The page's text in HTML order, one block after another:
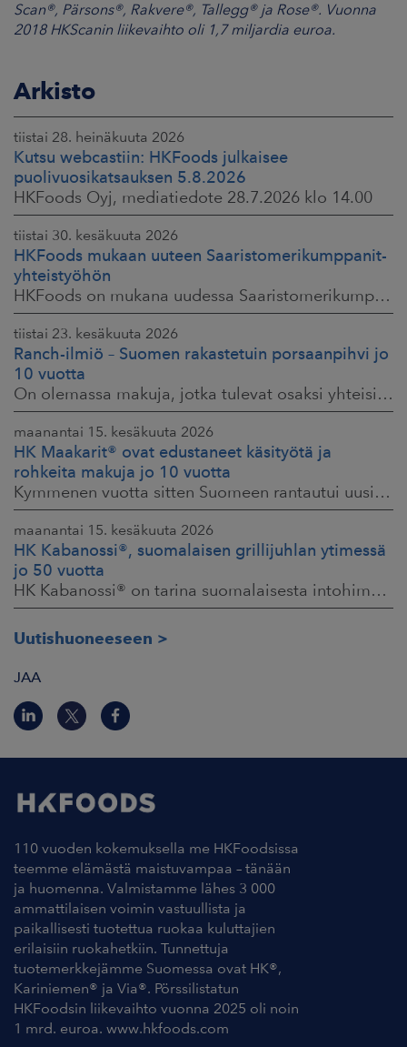
Scan®, Pärsons®, Rakvere®, Tallegg® ja Rose®. Vuonna
2018 HKScanin liikevaihto oli 1,7 miljardia euroa.
Arkisto
tiistai 28. heinäkuuta 2026
Kutsu webcastiin: HKFoods julkaisee
puolivuosikatsauksen 5.8.2026
HKFoods Oyj, mediatiedote 28.7.2026 klo 14.00
tiistai 30. kesäkuuta 2026
HKFoods mukaan uuteen Saaristomerikumppanit-
yhteistyöhön
HKFoods on mukana uudessa Saaristomerikumppanit-hankkeessa, joka kokoaa yhteen elintarviketeollisuuden, kaupan, maataloustuottajat ja asiantuntijat. Tavoitteena
tiistai 23. kesäkuuta 2026
Ranch-ilmiö – Suomen rakastetuin porsaanpihvi jo
10 vuotta
On olemassa makuja, jotka tulevat osaksi yhteisiä ruokahetkiä ja -muistoja. HK® Viljaporsaan fileepihvi Ranch on juuri sellainen. Klassikko, joka on hallinnut
maanantai 15. kesäkuuta 2026
HK Maakarit® ovat edustaneet käsityötä ja
rohkeita makuja jo 10 vuotta
Kymmenen vuotta sitten Suomeen rantautui uusi ilmiö: artesaanihenkisyys. Pienpanimoiden ja käsityöläistuotteiden nostaessa päätään HKFoodsilla tunnistettiin,
maanantai 15. kesäkuuta 2026
HK Kabanossi®, suomalaisen grillijuhlan ytimessä
jo 50 vuotta
HK Kabanossi® on tarina suomalaisesta intohimosta, innovaatiosta ja yhteisistä hetkistä grillin äärellä. Se on legenda, joka ei alkanut suurista strategioista,
Uutishuoneeseen
JAA
110 vuoden kokemuksella me HKFoodsissa
teemme elämästä maistuvampaa – tänään
ja huomenna. Valmistamme lähes 3 000
ammattilaisen voimin vastuullista ja
paikallisesti tuotettua ruokaa kuluttajien
erilaisiin ruokahetkiin. Tunnettuja
tuotemerkkejämme Suomessa ovat HK®,
Kariniemen® ja Via®. Pörssilistatun
HKFoodsin liikevaihto vuonna 2025 oli noin
1 mrd. euroa. www.hkfoods.com